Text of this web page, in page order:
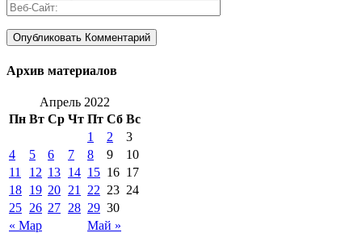
Архив материалов
Апрель 2022
Пн Вт Ср Чт Пт Сб Вс
« Мар Май »
1 2
3
4
5 6 7 8 9
10
11
12 13 14 15 16 17
18 19 20 21 22 23 24
25 26 27 28 29 30